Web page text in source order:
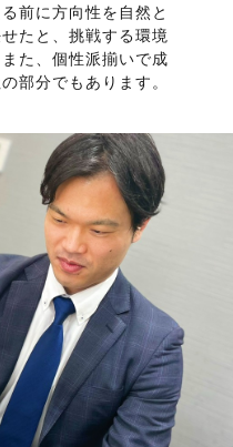
前に方向性を自然と
たと、挑戦する環境
た、個性派揃いで成
部分でもあります。